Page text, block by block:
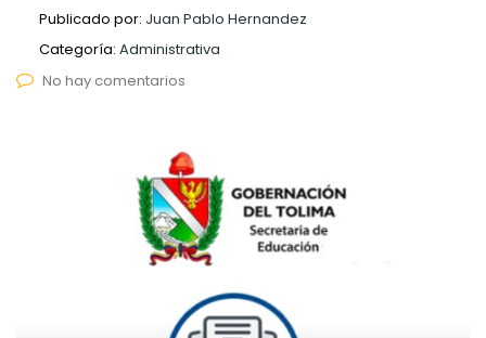
Publicado por: Juan Pablo Hernandez
Categoría: Administrativa
No hay comentarios